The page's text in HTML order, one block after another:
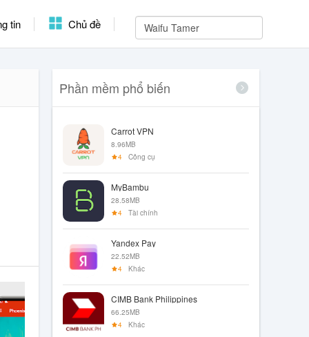
tin Chủ đề
Phần mềm phổ biến
Carrot VPN
8.96MB
4
Công cụ
MyBambu
28.58MB
4
Tài chính
Yandex Pay
22.52MB
4
Khác
CIMB Bank Philippines
66.25MB
4
Khác